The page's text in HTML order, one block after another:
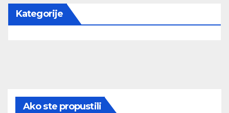
Kategorije
Ako ste propustili